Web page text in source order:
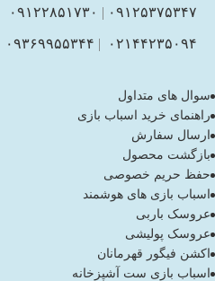
۰۹۱۲۵۳۷۵۳۴۷ | ۰۹۱۲۲۸۵۱۷۳۰
۰۲۱۴۴۲۳۵۰۹۴ | ۰۹۳۶۹۹۵۵۳۴۴
سوال های متداول
راهنمای خرید اسباب بازی
ارسال سفارش
بازگشت محصول
حفظ حریم خصوصی
اسباب بازی های هوشمند
عروسک باربی
عروسک پولیشی
اکشن فیگور قهرمانان
اسباب بازی ست آشپزخانه